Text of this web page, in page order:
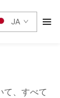
JA
て、すべて